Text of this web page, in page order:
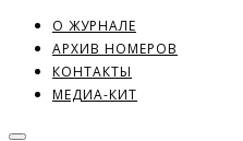
О ЖУРНАЛЕ
АРХИВ НОМЕРОВ
КОНТАКТЫ
МЕДИА-КИТ